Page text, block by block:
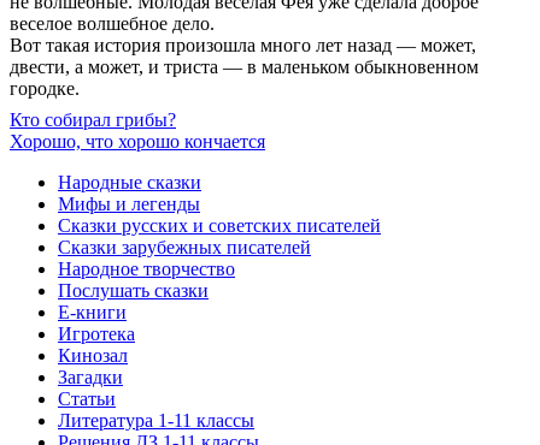
веселое волшебное дело.
Вот такая история произошла много лет назад — может,
двести, а может, и триста — в маленьком обыкновенном
городке.
Кто собирал грибы?
Хорошо, что хорошо кончается
Народные сказки
Мифы и легенды
Сказки русских и советских писателей
Сказки зарубежных писателей
Народное творчество
Послушать сказки
Е-книги
Игротека
Кинозал
Загадки
Статьи
Литература 1-11 классы